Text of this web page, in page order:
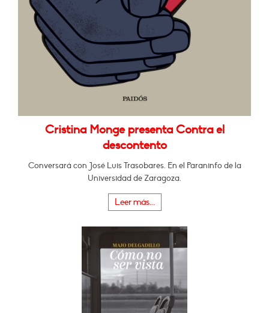
Cristina Monge presenta Contra el
descontento
Conversará con José Luis Trasobares. En el Paraninfo de la
Universidad de Zaragoza.
Leer más...